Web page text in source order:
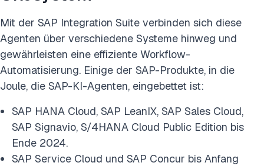
Mit der SAP Integration Suite verbinden sich diese
Agenten über verschiedene Systeme hinweg und
gewährleisten eine effiziente Workflow-
Automatisierung. Einige der SAP-Produkte, in die
Joule, die SAP-KI-Agenten, eingebettet ist:
SAP HANA Cloud, SAP LeanIX, SAP Sales Cloud,
SAP Signavio, S/4HANA Cloud Public Edition bis
Ende 2024.
SAP Service Cloud und SAP Concur bis Anfang